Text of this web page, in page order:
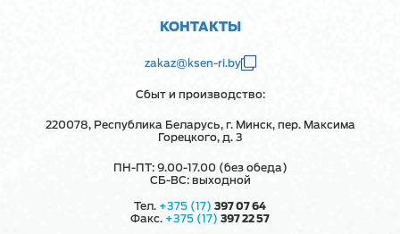
КОНТАКТЫ
zakaz@ksen-ri.by
Сбыт и производство:
220078, Республика Беларусь, г. Минск, пер. Максима
Горецкого, д. 3
ПН-ПТ: 9.00-17.00 (без обеда)
СБ-ВС: выходной
Тел. +375 (17) 397 07 64
Факс. +375 (17) 397 22 57